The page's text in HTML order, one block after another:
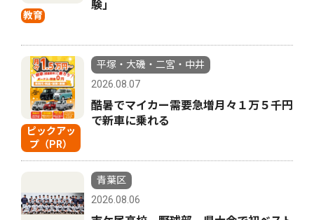
教育
験」
ピックアッ
プ（PR）
平塚・大磯・二宮・中井
2026.08.07
酷暑でマイカー需要急増月々１万５千円
で新車に乗れる
青葉区
2026.08.06